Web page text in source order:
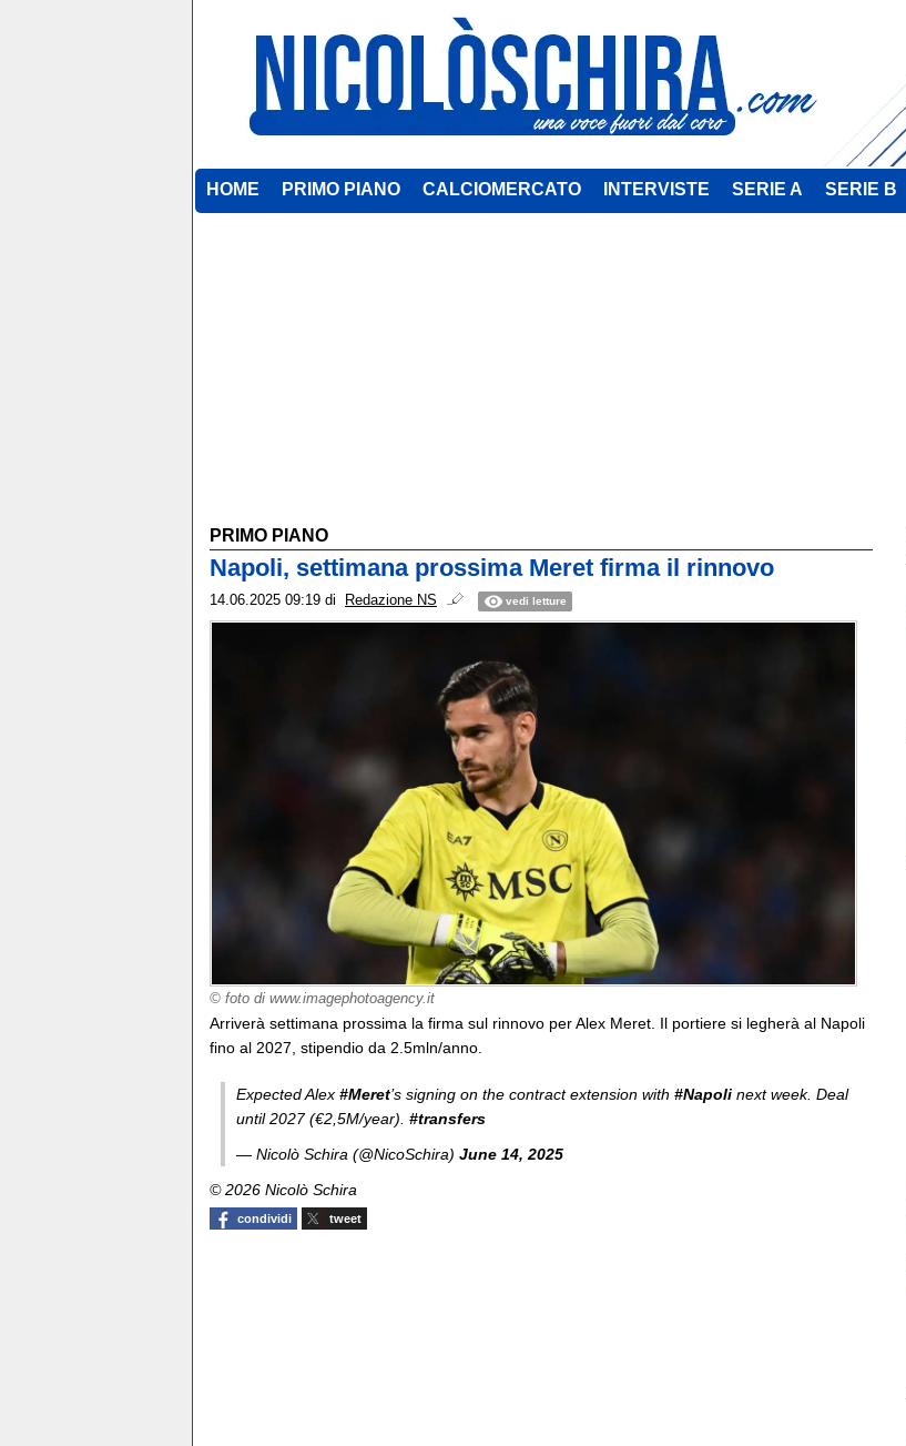
HOME PRIMO PIANO CALCIOMERCATO INTERVISTE SERIE A SERIE B
PRIMO PIANO
Napoli, settimana prossima Meret firma il rinnovo
14.06.2025 09:19 di Redazione NS vedi letture
© foto di www.imagephotoagency.it
Arriverà settimana prossima la firma sul rinnovo per Alex Meret. Il portiere si legherà al Napoli
fino al 2027, stipendio da 2.5mln/anno.
Expected Alex #Meret’s signing on the contract extension with #Napoli next week. Deal
until 2027 (€2,5M/year). #transfers
— Nicolò Schira (@NicoSchira) June 14, 2025
© 2026 Nicolò Schira
condividi tweet